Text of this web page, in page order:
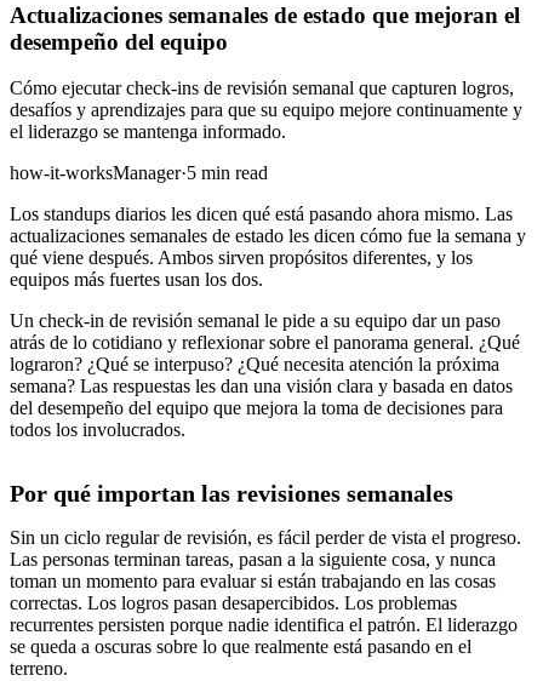
Actualizaciones semanales de estado que mejoran el
desempeño del equipo
Cómo ejecutar check-ins de revisión semanal que capturen logros,
desafíos y aprendizajes para que su equipo mejore continuamente y
el liderazgo se mantenga informado.
how-it-worksManager·5 min read
Los standups diarios les dicen qué está pasando ahora mismo. Las
actualizaciones semanales de estado les dicen cómo fue la semana y
qué viene después. Ambos sirven propósitos diferentes, y los
equipos más fuertes usan los dos.
Un check-in de revisión semanal le pide a su equipo dar un paso
atrás de lo cotidiano y reflexionar sobre el panorama general. ¿Qué
lograron? ¿Qué se interpuso? ¿Qué necesita atención la próxima
semana? Las respuestas les dan una visión clara y basada en datos
del desempeño del equipo que mejora la toma de decisiones para
todos los involucrados.
Por qué importan las revisiones semanales
Sin un ciclo regular de revisión, es fácil perder de vista el progreso.
Las personas terminan tareas, pasan a la siguiente cosa, y nunca
toman un momento para evaluar si están trabajando en las cosas
correctas. Los logros pasan desapercibidos. Los problemas
recurrentes persisten porque nadie identifica el patrón. El liderazgo
se queda a oscuras sobre lo que realmente está pasando en el
terreno.